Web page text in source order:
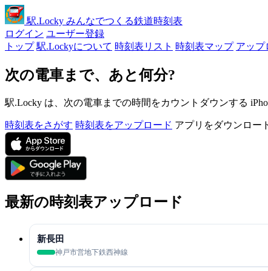
駅.Locky みんなでつくる鉄道時刻表
ログイン ユーザー登録
トップ 駅.Lockyについて 時刻表リスト 時刻表マップ アップ
次の電車まで、あと何分?
駅.Locky は、次の電車までの時間をカウントダウンする
時刻表をさがす 時刻表をアップロード アプリをダウンロー
最新の時刻表アップロード
新長田
神戸市営地下鉄西神線